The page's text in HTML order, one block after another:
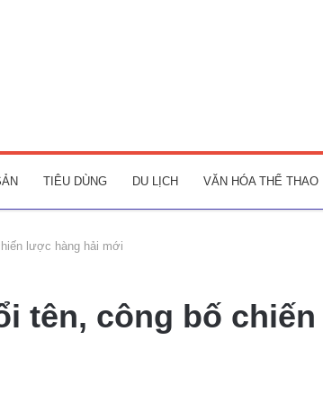
TIÊU DÙNG DU LỊCH VĂN HÓA THỂ THAO
lược hàng hải mới
tên, công bố chiến